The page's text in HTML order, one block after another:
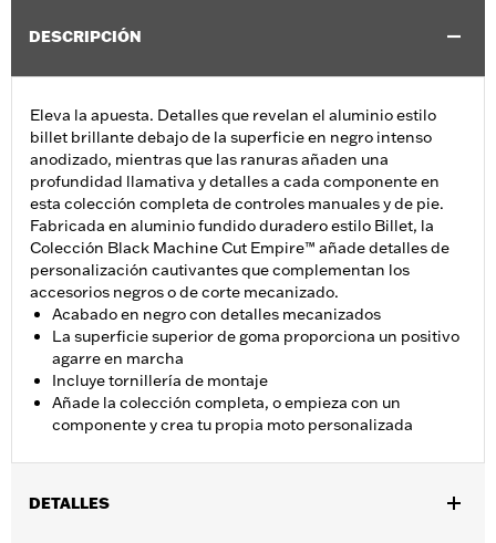
DESCRIPCIÓN
Eleva la apuesta. Detalles que revelan el aluminio estilo
billet brillante debajo de la superficie en negro intenso
anodizado, mientras que las ranuras añaden una
profundidad llamativa y detalles a cada componente en
esta colección completa de controles manuales y de pie.
Fabricada en aluminio fundido duradero estilo Billet, la
Colección Black Machine Cut Empire™ añade detalles de
personalización cautivantes que complementan los
accesorios negros o de corte mecanizado.
Acabado en negro con detalles mecanizados
La superficie superior de goma proporciona un positivo
agarre en marcha
Incluye tornillería de montaje
Añade la colección completa, o empieza con un
componente y crea tu propia moto personalizada
DETALLES